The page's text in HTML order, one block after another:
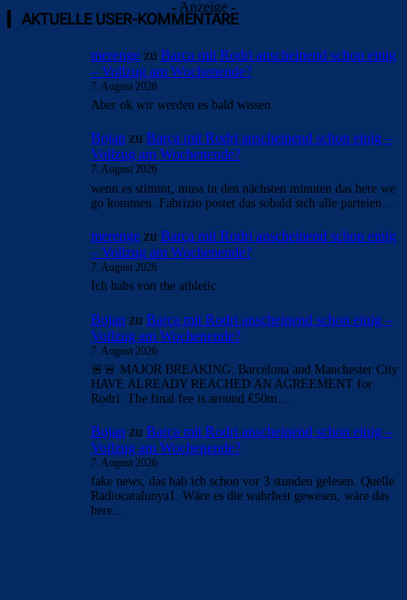
AKTUELLE USER-KOMMENTARE
merengezuBarça mit Rodri anscheinend schon einig
7. August 2026
Aber ok wir werden es bald wissen
Bojanzu Barça mit Rodri anscheinend schon einig –
Vollzug am Wochenende?
7. August 2026